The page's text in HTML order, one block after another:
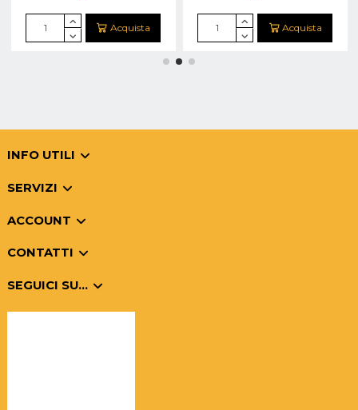
Acquista Acquista
INFO UTILI
SERVIZI
ACCOUNT
CONTATTI
SEGUICI SU...